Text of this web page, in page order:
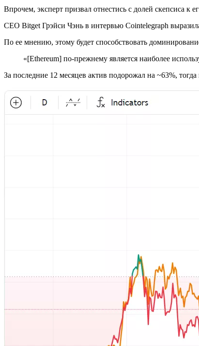
Впрочем, эксперт призвал отнестись с долей скепсиса к
CEO Bitget Грэйси Чэнь в интервью Cointelegraph
По ее мнению, этому будет способствовать
«[Ethereum] по-прежнему является наиболее
За последние 12 месяцев актив подорожал на ~63%,